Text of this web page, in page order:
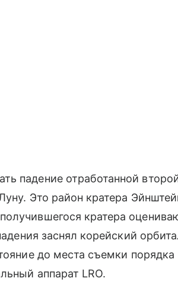
падение отработанной
Это район кратера
кратера
заснял корейский
до места съемки
аппарат LRO.